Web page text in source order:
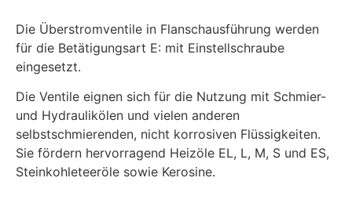
Die Überstromventile in Flanschausführung werden
für die Betätigungsart E: mit Einstellschraube
eingesetzt.
Die Ventile eignen sich für die Nutzung mit Schmier-
und Hydraulikölen und vielen anderen
selbstschmierenden, nicht korrosiven Flüssigkeiten.
Sie fördern hervorragend Heizöle EL, L, M, S und ES,
Steinkohleteeröle sowie Kerosine.